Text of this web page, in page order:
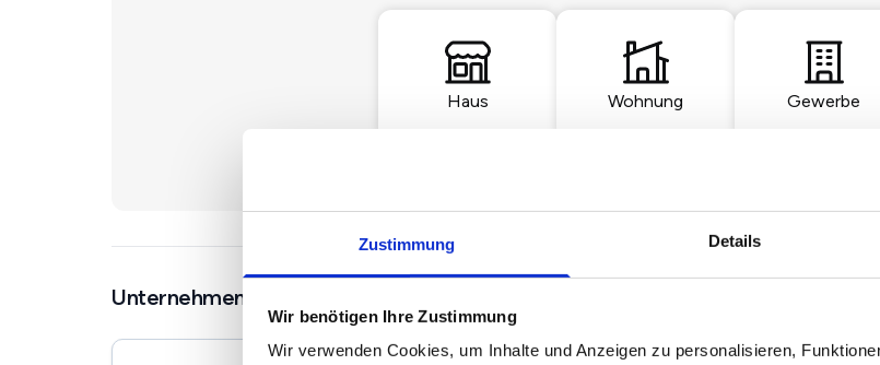
Zustimmung Details
Wir benötigen Ihre Zustimmung
Wir verwenden Cookies, um Inhalte und Anzeigen zu personalisieren,
Haus Wohnung Gewerbe
Unternehmen in der Nähe